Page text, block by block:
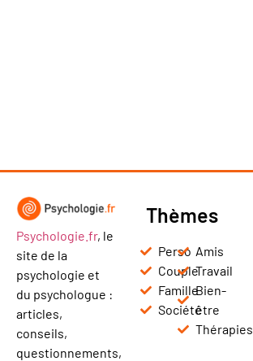
Psychologie.fr, le
site de la
psychologie et
du psychologue :
articles,
conseils,
questionnements,
Thèmes
Perso
Couple
Famille
Société
Amis
Travail
Bien-
être
Thérapies